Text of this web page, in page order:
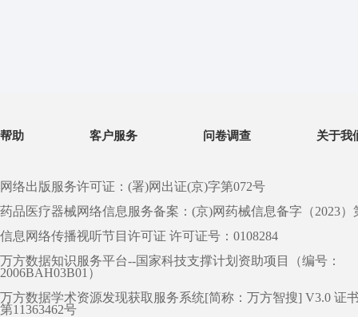
帮助 客户服务 问卷调查 关于我
网络出版服务许可证：(署)网出证(京)字第072号
药品医疗器械网络信息服务备案：(京)网药械信息备字（2023）
信息网络传播视听节目许可证 许可证号：0108284
万方数据知识服务平台--国家科技支撑计划资助项目（编号：
2006BAH03B01）
万方数据学术资源发现获取服务系统[简称：万方智搜] V3.0 证
第11363462号